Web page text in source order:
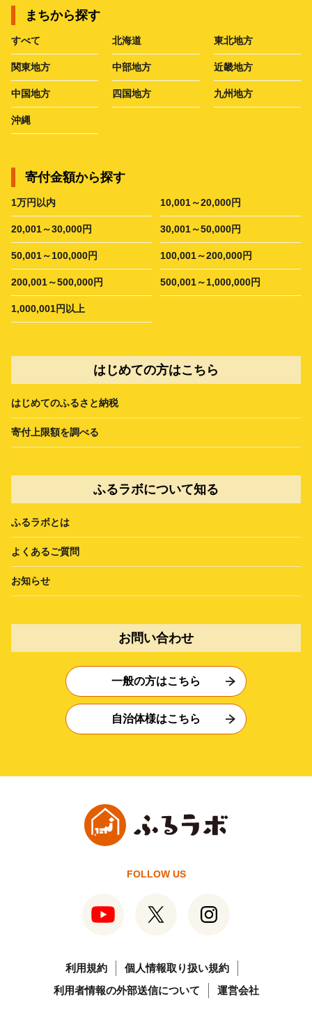
まちから探す
すべて 北海道 東北地方
関東地方 中部地方 近畿地方
中国地方 四国地方 九州地方
沖縄
寄付金額から探す
1万円以内 10,001～20,000円
20,001～30,000円 30,001～50,000円
50,001～100,000円 100,001～200,000円
200,001～500,000円 500,001～1,000,000円
1,000,001円以上
はじめての方はこちら
はじめてのふるさと納税
寄付上限額を調べる
ふるラボについて知る
ふるラボとは
よくあるご質問
お知らせ
お問い合わせ
一般の方はこちら
自治体様はこちら
FOLLOW US
利用規約
個人情報取り扱い規約
利用者情報の外部送信について
運営会社